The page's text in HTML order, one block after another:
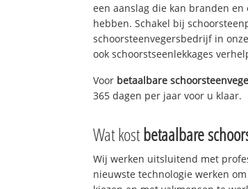
een aanslag die kan branden
hebben. Schakel bij
schoorsteenvegersbedrijf in
ook schoorstseenlekkages
Voor betaalbare
365 dagen per jaar voor u klaar.
Wat kostbetaalbare
Wij werken uitsluitend met
nieuwste technologie werken